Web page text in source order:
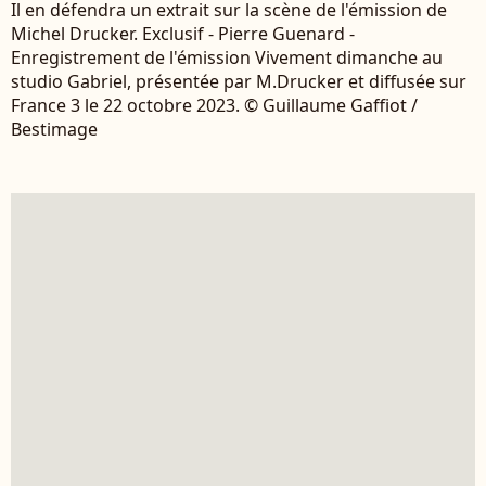
Il en défendra un extrait sur la scène de l'émission de
Michel Drucker. Exclusif - Pierre Guenard -
Enregistrement de l'émission Vivement dimanche au
studio Gabriel, présentée par M.Drucker et diffusée sur
France 3 le 22 octobre 2023. © Guillaume Gaffiot /
Bestimage